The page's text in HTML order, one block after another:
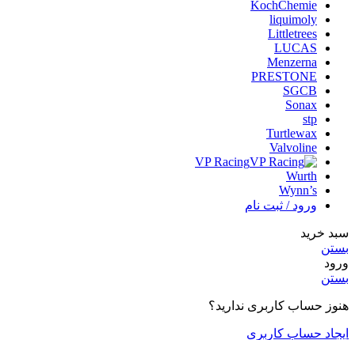
KochChemie
liquimoly
Littletrees
LUCAS
Menzerna
PRESTONE
SGCB
Sonax
stp
Turtlewax
Valvoline
VP Racing
Wurth
Wynn’s
ورود / ثبت نام
سبد خرید
بستن
ورود
بستن
هنوز حساب کاربری ندارید؟
ایجاد حساب کاربری